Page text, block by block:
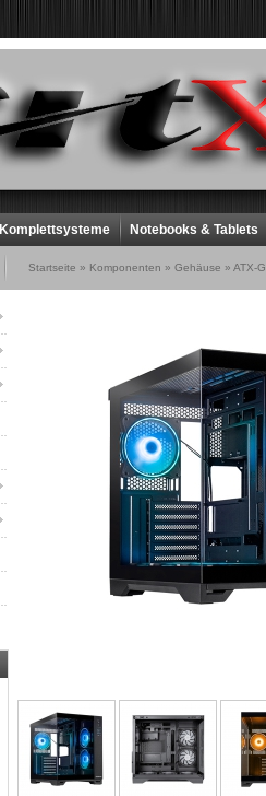
Komplettsysteme Notebooks & Tablets
Startseite » Komponenten » Gehäuse » ATX-